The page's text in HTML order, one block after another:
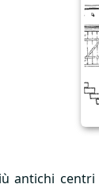
antichi